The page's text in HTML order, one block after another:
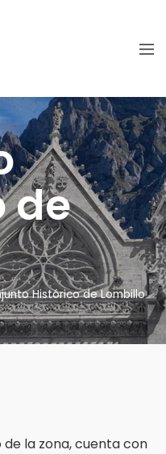
de
Histórico de Lombillo
la zona, cuenta con